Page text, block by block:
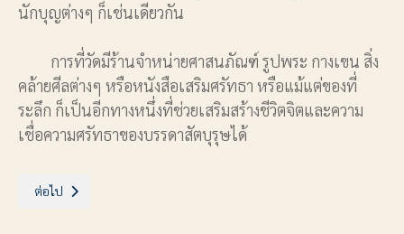
นักบุญต่างๆ ก็เช่นเดียวกัน
การที่วัดมีร้านจำหน่ายศาสนภัณฑ์ รูปพระ กางเขน สิ่ง
คล้ายศีลต่างๆ หรือหนังสือเสริมศรัทธา หรือแม้แต่ของที่
ระลึก ก็เป็นอีกทางหนึ่งที่ช่วยเสริมสร้างชีวิตจิตและความ
เชื่อความศรัทธาของบรรดาสัตบุรุษได้
เนื้อหาถัดไป: หมวดที่ 2: งานสร้างชุมชนแห่งการแพร่ธรรม (Evangelizing
ต่อไป